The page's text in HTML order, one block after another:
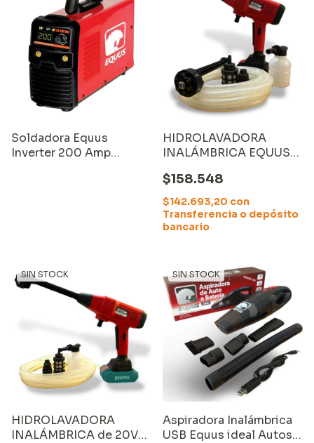
Soldadora Equus
Inverter 200 Amp
HIDROLAVADORA
INALÁMBRICA EQUUS
CARGADOR y BATERÍA
de 2000mAh
$158.548
$142.693,20 con
Transferencia o depósito
bancario
SIN STOCK
HIDROLAVADORA
INALÁMBRICA de 20V
SIN STOCK
Aspiradora Inalámbrica
USB Equus ideal Autos,